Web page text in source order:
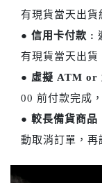
有現貨當天出貨
● 信用卡付款 :
有現貨當天出貨
● 虛擬 ATM or
00 前付款完成
● 較長備貨商品
動取消訂單，再